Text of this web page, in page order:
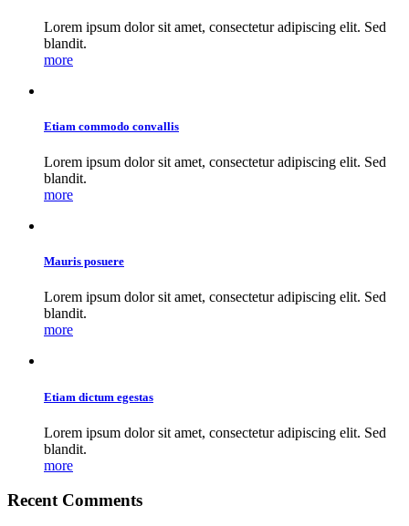
Lorem ipsum dolor sit amet, consectetur adipiscing elit. Sed
blandit.
more
Etiam commodo convallis
Lorem ipsum dolor sit amet, consectetur adipiscing elit. Sed
blandit.
more
Mauris posuere
Lorem ipsum dolor sit amet, consectetur adipiscing elit. Sed
blandit.
more
Etiam dictum egestas
Lorem ipsum dolor sit amet, consectetur adipiscing elit. Sed
blandit.
more
Recent Comments